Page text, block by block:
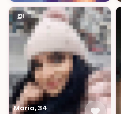
1
Maria, 34